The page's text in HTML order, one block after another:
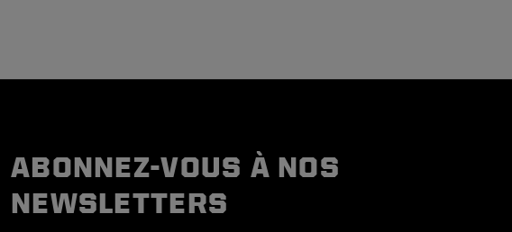
ABONNEZ-VOUS À NOS
NEWSLETTERS